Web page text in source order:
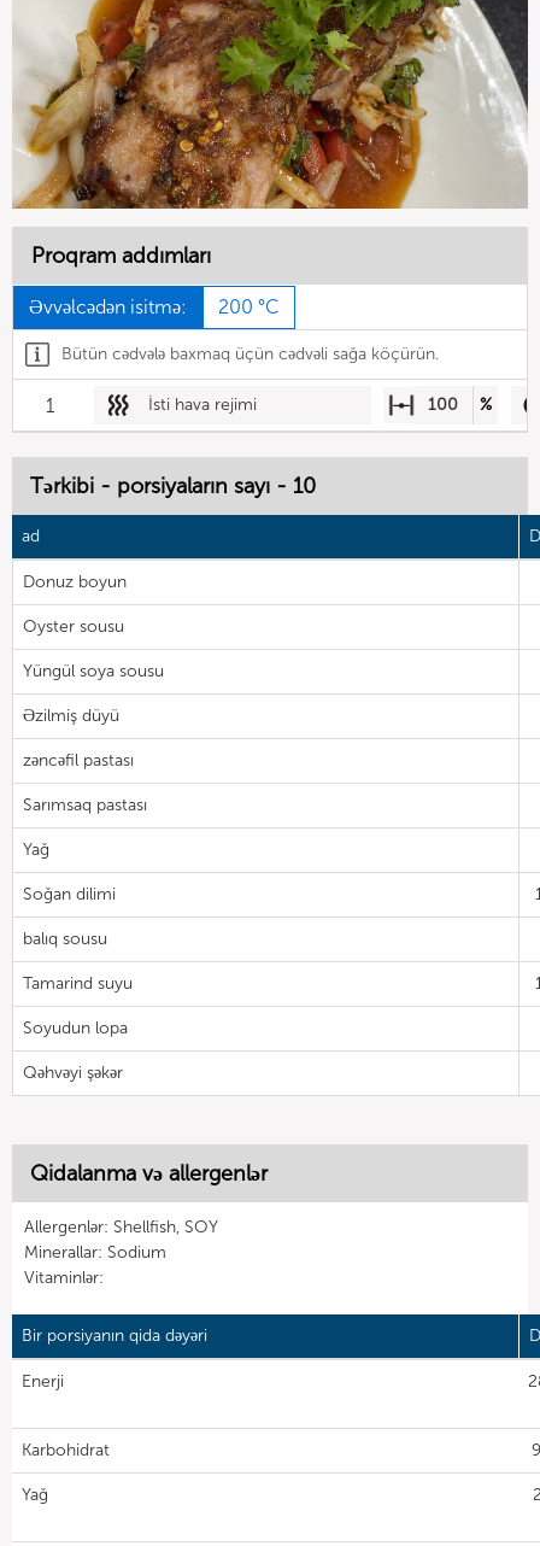
Proqram addımları
Əvvəlcədən isitmə: 200 °C
Bütün cədvələ baxmaq üçün cədvəli sağa köçürün.
1 İsti hava rejimi 100 %
Tərkibi - porsiyaların sayı - 10
ad
Donuz boyun
Oyster sousu
Yüngül soya sousu
Əzilmiş düyü
zəncəfil pastası
Sarımsaq pastası
Yağ
Soğan dilimi
balıq sousu
Tamarind suyu
Soyudun lopa
Qəhvəyi şəkər
Qidalanma və allergenlər
Allergenlər: Shellfish, SOY
Minerallar: Sodium
Vitaminlər:
Bir porsiyanın qida dəyəri
Enerji
Karbohidrat
Yağ